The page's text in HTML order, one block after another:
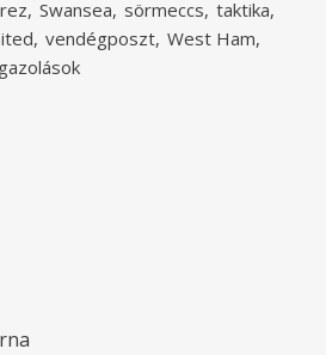
Swansea sörmeccs taktika
vendégposzt West Ham